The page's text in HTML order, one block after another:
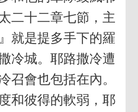
二十二章七節，主
就是提多手下的羅
冷城。耶路撒冷遭
召會也包括在內。
和彼得的軟弱，耶